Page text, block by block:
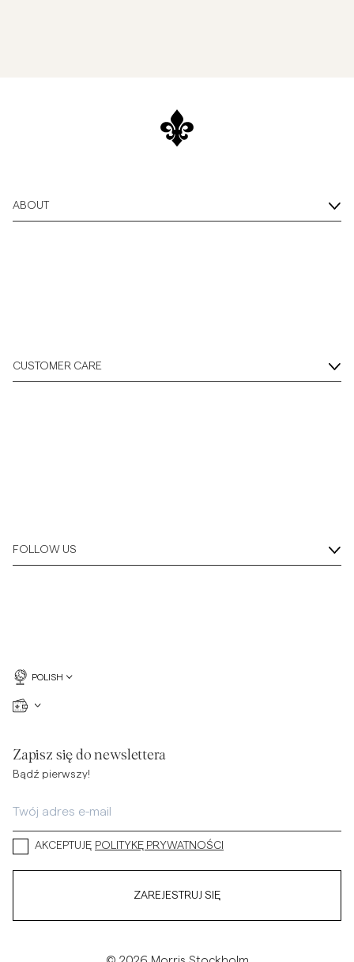
ABOUT
CUSTOMER CARE
FOLLOW US
POLISH
Zapisz się do newslettera
Bądź pierwszy!
AKCEPTUJĘ POLITYKĘ PRYWATNOŚCI
ZAREJESTRUJ SIĘ